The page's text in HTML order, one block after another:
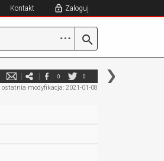
Kontakt Zaloguj
⋯
0 0
ostatnia modyfikacja: 2021-01-08